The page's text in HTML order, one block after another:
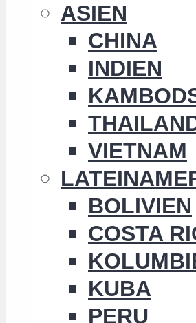
ASIEN
CHINA
INDIEN
VIETNAM
BOLIVIEN
COSTA
KUBA
PERU